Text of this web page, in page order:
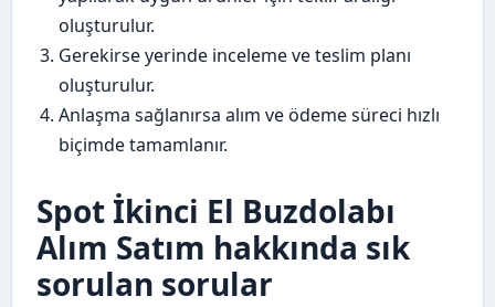
oluşturulur.
Gerekirse yerinde inceleme ve teslim planı
oluşturulur.
Anlaşma sağlanırsa alım ve ödeme süreci hızlı
biçimde tamamlanır.
Spot İkinci El Buzdolabı
Alım Satım hakkında sık
sorulan sorular